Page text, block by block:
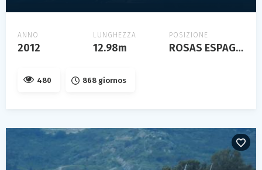
ANNO
2012
LUNGHEZZA
12.98m
POSIZIONE
ROSAS ESPAGNE
480 868 giornos